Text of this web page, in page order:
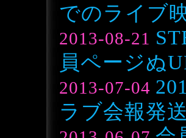
でのライブ
2013-08-21
員ページぬ
2013-07-04
ラブ会報発